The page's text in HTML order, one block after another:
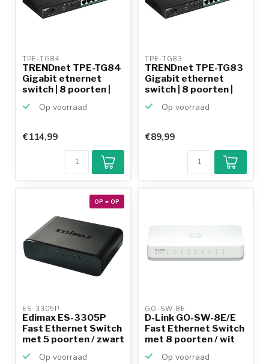
TPE-TG84
TRENDnet TPE-TG84
Gigabit etnernet
switch | 8 poorten |
Op voorraad
€114,99
TPE-TG83
TRENDnet TPE-TG83
Gigabit ethernet
switch | 8 poorten |
Op voorraad
€89,99
OP = OP
ES-3305P
Edimax ES-3305P
Fast Ethernet Switch
met 5 poorten / zwart
Op voorraad
GO-SW-8E
D-Link GO-SW-8E/E
Fast Ethernet Switch
met 8 poorten / wit
Op voorraad